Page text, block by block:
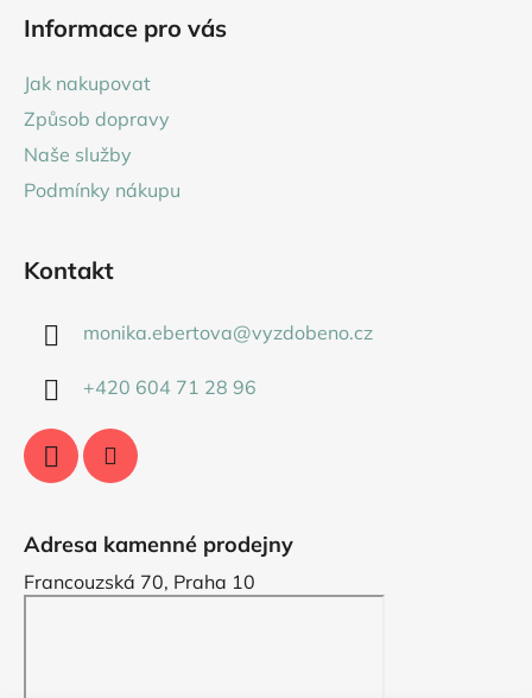
Informace pro vás
Jak nakupovat
Způsob dopravy
Naše služby
Podmínky nákupu
Kontakt
monika.ebertova@vyzdobeno.cz
+420 604 71 28 96
Adresa kamenné prodejny
Francouzská 70, Praha 10